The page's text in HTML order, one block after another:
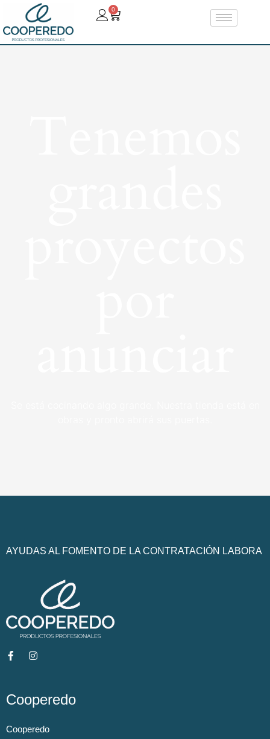
0
AYUDAS AL FOMENTO DE LA CONTRATACIÓN LABORA
Cooperedo
Cooperedo